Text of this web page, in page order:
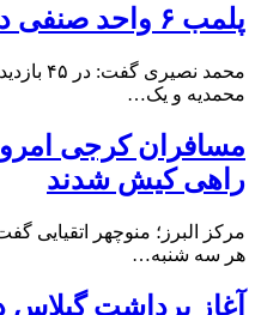
پلمب ۶ واحد صنفی در شهرستان البرز
محمدیه و یک…
مسافران کرجی امروز
راهی کیش شدند
مرکز البرز؛ منوچهر اتقیایی
هر سه شنبه…
آغاز برداشت گیلاس